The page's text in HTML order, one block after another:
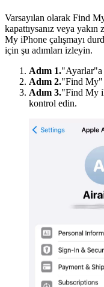
Varsayılan olarak Find
kapattıysanız veya
My iPhone çalışmayı
için şu adımları izleyin.
Adım 1."Ayarlar"a
Adım 2."Find My"
Adım 3."Find My
kontrol edin.